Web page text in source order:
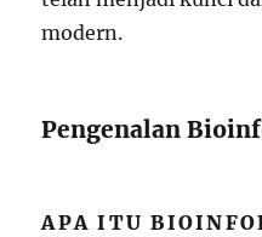
modern.
Pengenalan
APA ITU